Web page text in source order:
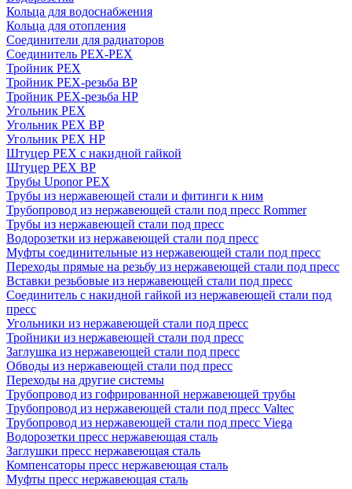
Кольца для водоснабжения
Кольца для отопления
Соединители для радиаторов
Соединитель PEX-PEX
Тройник PEX
Тройник PEX-резьба ВР
Тройник PEX-резьба НР
Угольник PEX
Угольник PEX ВР
Угольник PEX НР
Штуцер PEX c накидной гайкой
Штуцер PEX ВР
Трубы Uponor PEX
Трубы из нержавеющей стали и фитинги к ним
Трубопровод из нержавеющей стали под пресс Rommer
Трубы из нержавеющей стали под пресс
Водорозетки из нержавеющей стали под пресс
Муфты соединительные из нержавеющей стали под пресс
Переходы прямые на резьбу из нержавеющей стали под пресс
Вставки резьбовые из нержавеющей стали под пресс
Соединитель с накидной гайкой из нержавеющей стали под
пресс
Угольники из нержавеющей стали под пресс
Тройники из нержавеющей стали под пресс
Заглушка из нержавеющей стали под пресс
Обводы из нержавеющей стали под пресс
Переходы на другие системы
Трубопровод из гофрированной нержавеющей трубы
Трубопровод из нержавеющей стали под пресс Valtec
Трубопровод из нержавеющей стали под пресс Viega
Водорозетки пресс нержавеющая сталь
Заглушки пресс нержавеющая сталь
Компенсаторы пресс нержавеющая сталь
Муфты пресс нержавеющая сталь